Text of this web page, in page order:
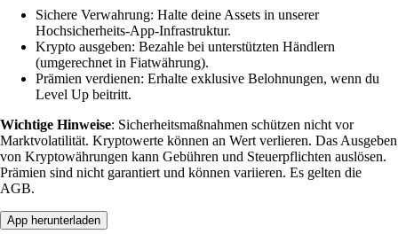
Sichere Verwahrung: Halte deine Assets in unserer
Hochsicherheits-App-Infrastruktur.
Krypto ausgeben: Bezahle bei unterstützten Händlern
(umgerechnet in Fiatwährung).
Prämien verdienen: Erhalte exklusive Belohnungen, wenn du
Level Up beitritt.
Wichtige Hinweise: Sicherheitsmaßnahmen schützen nicht vor
Marktvolatilität. Kryptowerte können an Wert verlieren. Das Ausgeben
von Kryptowährungen kann Gebühren und Steuerpflichten auslösen.
Prämien sind nicht garantiert und können variieren. Es gelten die
AGB.
App herunterladen